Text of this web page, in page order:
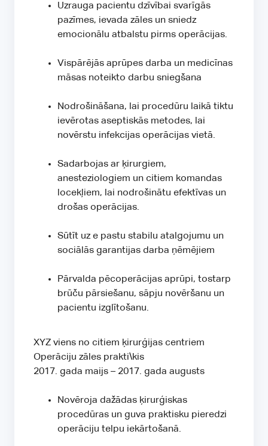
Uzrauga pacientu dzīvībai svarīgās
pazīmes, ievada zāles un sniedz
emocionālu atbalstu pirms operācijas.
Vispārējās aprūpes darba un medicīnas
māsas noteikto darbu sniegšana
Nodrošināšana, lai procedūru laikā tiktu
ievērotas aseptiskās metodes, lai
novērstu infekcijas operācijas vietā.
Sadarbojas ar ķirurgiem,
anesteziologiem un citiem komandas
locekļiem, lai nodrošinātu efektīvas un
drošas operācijas.
Sūtīt uz e pastu stabilu atalgojumu un
sociālās garantijas darba ņēmējiem
Pārvalda pēcoperācijas aprūpi, tostarp
brūču pārsiešanu, sāpju novēršanu un
pacientu izglītošanu.
XYZ viens no citiem ķirurģijas centriem
Operāciju zāles prakti\kis
2017. gada maijs – 2017. gada augusts
Novēroja dažādas ķirurģiskas
procedūras un guva praktisku pieredzi
operāciju telpu iekārtošanā.